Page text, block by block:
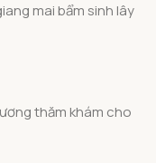
mai bẩm sinh lây
thăm khám cho